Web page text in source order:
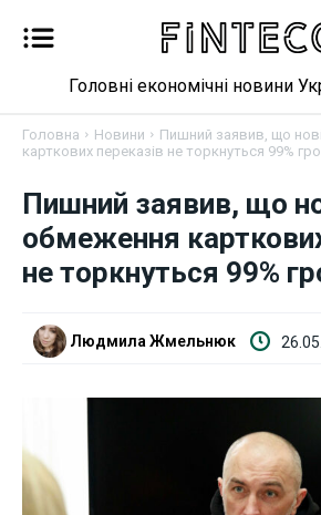
Новини
Бізнес
Робота і освіта
Головні економічні новини
Головна Новини
Пишний заявив, що
карткових переказів не торкнуться 99%
Пишний заявив, що
обмеження
не торкнуться 99%
Людмила Жмельнюк